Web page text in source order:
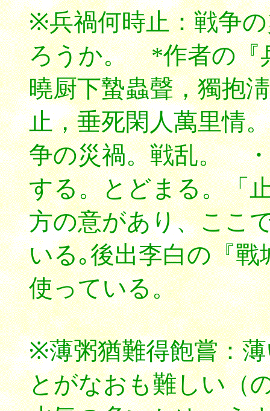
※兵禍何時止：戦争
ろうか。 *作者の『
曉厨下蟄蟲聲，獨抱
止，垂死閑人萬里情
争の災禍。戦乱。
する。とどまる。「
方の意があり、ここ
いる｡後出李白の『
使っている。
※薄粥猶難得飽嘗：
とがなおも難しい（